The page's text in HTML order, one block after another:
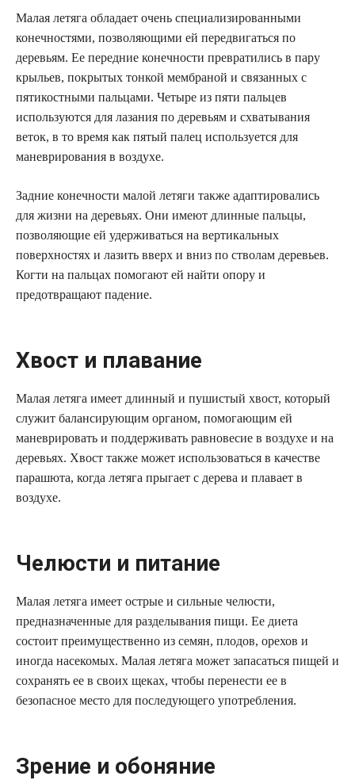
Малая летяга обладает очень специализированными
конечностями, позволяющими ей передвигаться по
деревьям. Ее передние конечности превратились в пару
крыльев, покрытых тонкой мембраной и связанных с
пятикостными пальцами. Четыре из пяти пальцев
используются для лазания по деревьям и схватывания
веток, в то время как пятый палец используется для
маневрирования в воздухе.
Задние конечности малой летяги также адаптировались
для жизни на деревьях. Они имеют длинные пальцы,
позволяющие ей удерживаться на вертикальных
поверхностях и лазить вверх и вниз по стволам деревьев.
Когти на пальцах помогают ей найти опору и
предотвращают падение.
Хвост и плавание
Малая летяга имеет длинный и пушистый хвост, который
служит балансирующим органом, помогающим ей
маневрировать и поддерживать равновесие в воздухе и на
деревьях. Хвост также может использоваться в качестве
парашюта, когда летяга прыгает с дерева и плавает в
воздухе.
Челюсти и питание
Малая летяга имеет острые и сильные челюсти,
предназначенные для разделывания пищи. Ее диета
состоит преимущественно из семян, плодов, орехов и
иногда насекомых. Малая летяга может запасаться пищей и
сохранять ее в своих щеках, чтобы перенести ее в
безопасное место для последующего употребления.
Зрение и обоняние